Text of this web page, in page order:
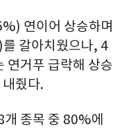
연이어 상승하며
갈아치웠으나, 4
거푸 급락해 상승
줬다.
종목 중 80%에